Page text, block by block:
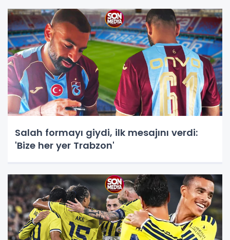
Salah formayı giydi, ilk mesajını verdi:
'Bize her yer Trabzon'